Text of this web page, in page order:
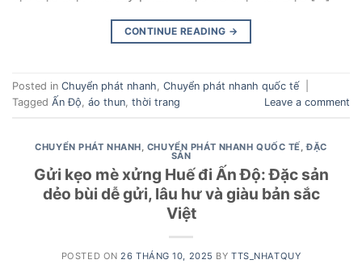
CONTINUE READING →
Posted in Chuyển phát nhanh, Chuyển phát nhanh quốc tế
Tagged Ấn Độ, áo thun, thời trang Leave a comment
CHUYỂN PHÁT NHANH, CHUYỂN PHÁT NHANH QUỐC TẾ,ĐẶC
SẢN
Gửi kẹo mè xửng Huế đi Ấn Độ: Đặc sản
dẻo bùi dễ gửi, lâu hư và giàu bản sắc
Việt
POSTED ON26 THÁNG 10, 2025 BYTTS_NHATQUY